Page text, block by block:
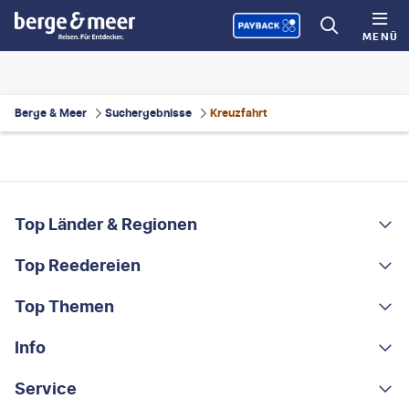
MENÜ
Berge & Meer Suchergebnisse Kreuzfahrt
Footer navigation
Top Länder & Regionen
Portugal
Albanien
Griechenland
Top Reedereien
AIDA
MSC Cruises
Costa Kreuzfahrten
Top Themen
Rundreisen
Kleingruppen-Rundreisen
Info
Über uns
Service